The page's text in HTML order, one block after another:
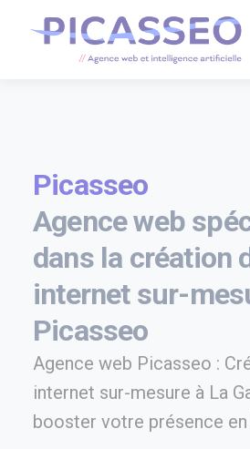
Picasseo
Agence web
dans la création
internet sur-
Picasseo
Agence web Picasseo :
internet sur-mesure à La
booster votre présence